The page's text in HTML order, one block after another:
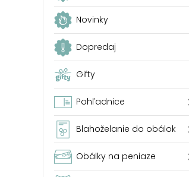
Novinky
Dopredaj
Gifty
Pohľadnice
Blahoželanie do obálok
Obálky na peniaze